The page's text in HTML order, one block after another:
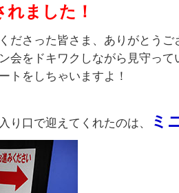
れました！
ださった皆さま、ありがとうご
会をドキワクしながら見守って
トをしちゃいますよ！
り口で迎えてくれたのは、 ミ